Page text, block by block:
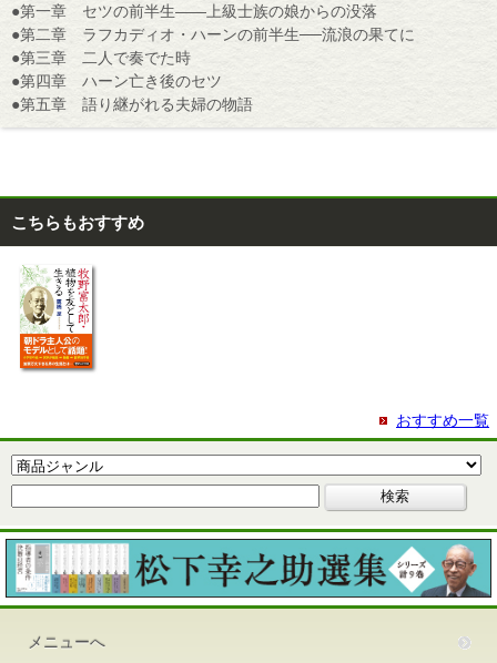
●第一章 セツの前半生――上級士族の娘からの没落
●第二章 ラフカディオ・ハーンの前半生──流浪の果てに
●第三章 二人で奏でた時
●第四章 ハーン亡き後のセツ
●第五章 語り継がれる夫婦の物語
こちらもおすすめ
おすすめ一覧
メニューへ